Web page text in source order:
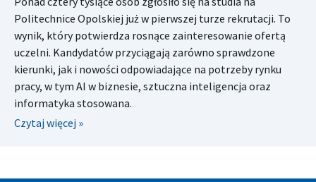
Politechnice Opolskiej już w pierwszej turze rekrutacji. To
wynik, który potwierdza rosnące zainteresowanie ofertą
uczelni. Kandydatów przyciągają zarówno sprawdzone
kierunki, jak i nowości odpowiadające na potrzeby rynku
pracy, w tym AI w biznesie, sztuczna inteligencja oraz
informatyka stosowana.
Czytaj więcej »